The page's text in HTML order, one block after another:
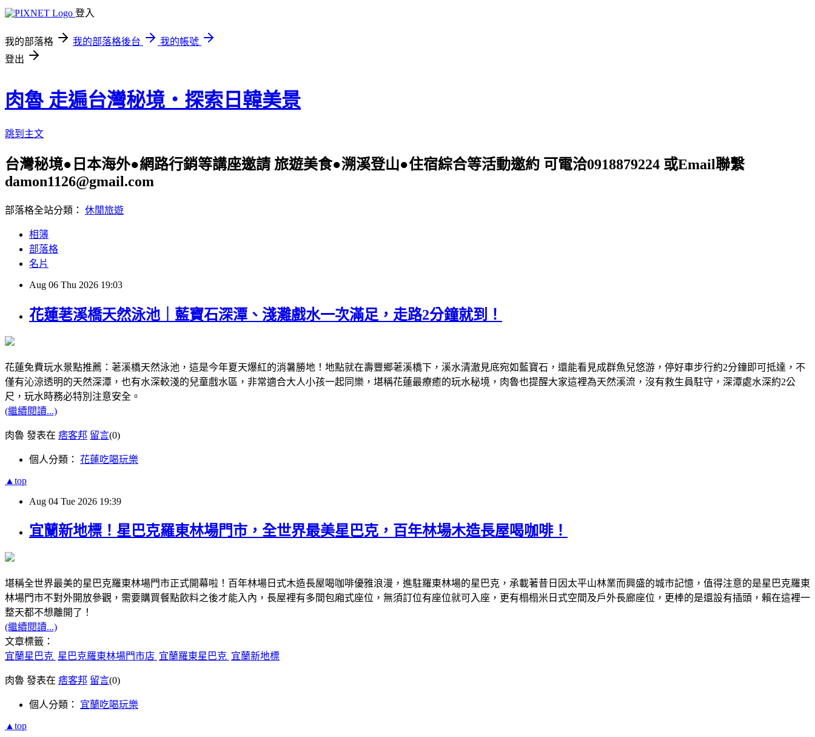
登入
我的部落格 我的部落格後台
我的帳號
登出
肉魯 走遍台灣秘境・探索日韓美景
跳到主文
台灣秘境●日本海外●網路行銷等講座邀請 旅遊美食●溯溪登山●住宿綜合等活動邀約 可電洽0918879224 或Email聯繫
damon1126@gmail.com
部落格全站分類： 休閒旅遊
相簿
部落格
名片
Aug 06 Thu 2026 19:03
花蓮荖溪橋天然泳池｜藍寶石深潭、淺灘戲水一次滿足，走路2分鐘就到！
花蓮免費玩水景點推薦：荖溪橋天然泳池，這是今年夏天爆紅的消暑勝地！地點就在壽豐鄉荖溪橋下，溪水清澈見底宛如藍寶石，還能看見成群魚兒悠游，停好車步行約2分鐘即可抵達，不
僅有沁涼透明的天然深潭，也有水深較淺的兒童戲水區，非常適合大人小孩一起同樂，堪稱花蓮最療癒的玩水秘境，肉魯也提醒大家這裡為天然溪流，沒有救生員駐守，深潭處水深約2公
尺，玩水時務必特別注意安全。
(繼續閱讀...)
肉魯 發表在 痞客邦 留言(0)
個人分類： 花蓮吃喝玩樂
▲top
Aug 04 Tue 2026 19:39
宜蘭新地標！星巴克羅東林場門市，全世界最美星巴克，百年林場木造長屋喝咖啡！
堪稱全世界最美的星巴克羅東林場門市正式開幕啦！百年林場日式木造長屋喝咖啡優雅浪漫，進駐羅東林場的星巴克，承載著昔日因太平山林業而興盛的城市記憶，值得注意的是星巴克羅東
林場門市不對外開放參觀，需要購買餐點飲料之後才能入內，長屋裡有多間包廂式座位，無須訂位有座位就可入座，更有榻榻米日式空間及戶外長廊座位，更棒的是還設有插頭，賴在這裡一
整天都不想離開了！
(繼續閱讀...)
文章標籤：
宜蘭星巴克 星巴克羅東林場門市店 宜蘭羅東星巴克 宜蘭新地標
肉魯 發表在 痞客邦 留言(0)
個人分類： 宜蘭吃喝玩樂
▲top